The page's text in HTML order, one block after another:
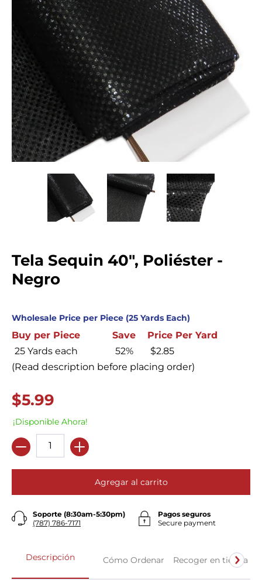
Tela Sequin 40", Poliéster -
Negro
Wholesale Price per Piece (25 Yards Each)
Buy per Piece Save
Price Per Yard
25 Yards each
52%
$2.85
(Read description before placing order)
$5.99
¡Disponible Ahora!
Cantidad
Agregar al carrito
Soporte (8:30am-5:30pm)
(787) 786-7171
Pagos seguros
Secure payment
Descripción Cómo Ordenar Recoger en tienda